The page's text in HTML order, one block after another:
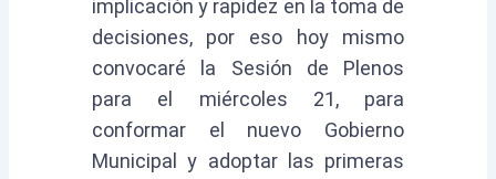
implicación y rapidez en la toma de
decisiones, por eso hoy mismo
convocaré la Sesión de Plenos
para el miércoles 21, para
conformar el nuevo Gobierno
Municipal y adoptar las primeras